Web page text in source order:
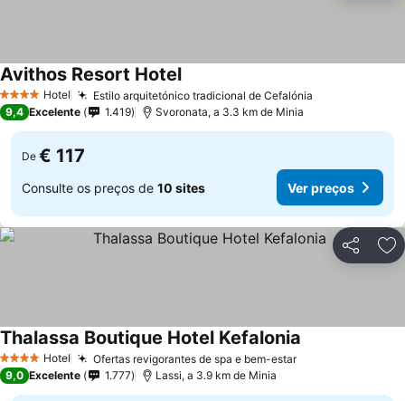
4 EstrelasHotel Estilo arquitetónico tradicional de Cefalónia
Avithos Resort HotelVer preços
9,4 Excelente 1.419 Svoronata, a 3.3 km de Minia
De € 117
Consulte os preços de 10 sites Ver preços
Partilhar
4 EstrelasHotel Ofertas revigorantes de spa e bem-estarVer preços
Thalassa Boutique Hotel Kefalonia
9,0 Excelente 1.777 Lassi, a 3.9 km de Minia